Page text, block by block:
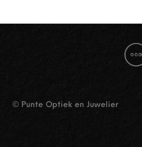
© Punte Optiek en Juwelier